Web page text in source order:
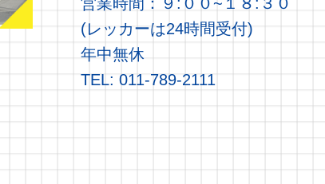
(レッカーは24時間受付)
年中無休
TEL: 011-789-2111